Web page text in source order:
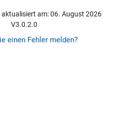
aktualisiert am: 06. August 2026
V3.0.2.0
einen Fehler melden?